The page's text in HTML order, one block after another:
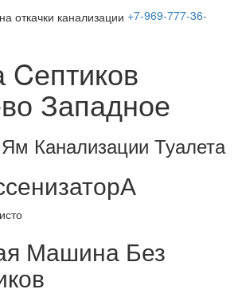
+7-969-777-36-
Cептиков
Западное
Канализации Туалета
Машина Без